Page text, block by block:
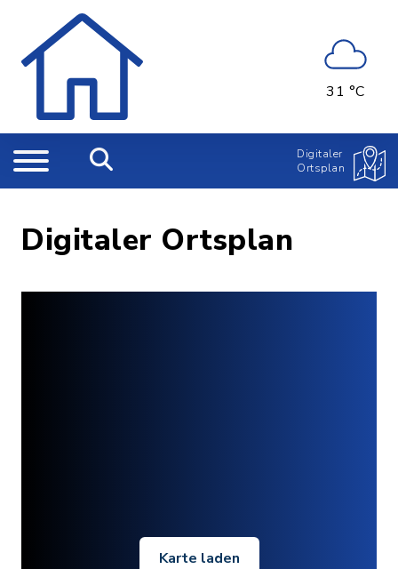
31 °C
Digitaler
Ortsplan
Digitaler Ortsplan
Karte laden